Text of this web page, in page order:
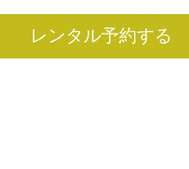
レンタル予約する